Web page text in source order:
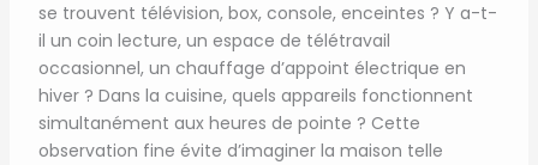
se trouvent télévision, box, console, enceintes ? Y a-t-
il un coin lecture, un espace de télétravail
occasionnel, un chauffage d’appoint électrique en
hiver ? Dans la cuisine, quels appareils fonctionnent
simultanément aux heures de pointe ? Cette
observation fine évite d’imaginer la maison telle